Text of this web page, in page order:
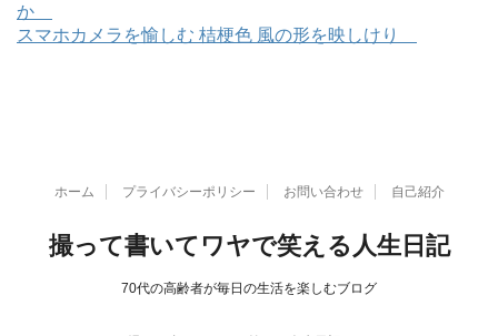
か
スマホカメラを愉しむ 桔梗色 風の形を映しけり
ホーム プライバシーポリシー お問い合わせ 自己紹介
撮って書いてワヤで笑える人生日記
70代の高齢者が毎日の生活を楽しむブログ